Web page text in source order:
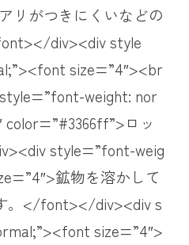
リがつきにくいなどの
div><div style
size=”4″><br
weight: nor
ロッ
style=”font-weig
鉱物を溶かして
。</font></div><div s
size=”4″>